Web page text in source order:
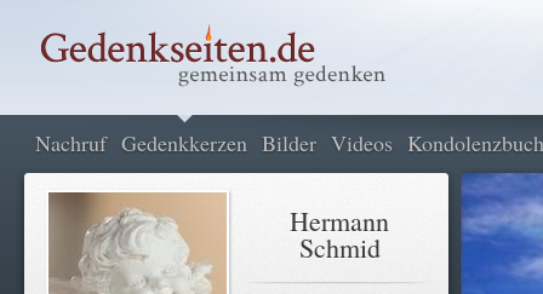
Nachruf Gedenkkerzen Bilder Videos Kondolenzbuch
Hermann
Schmid